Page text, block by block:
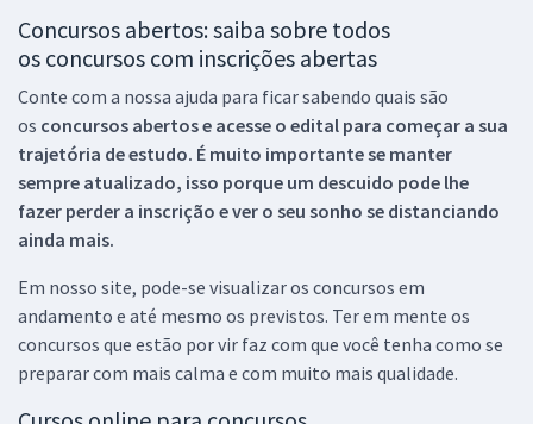
Concursos abertos: saiba sobre todos
os concursos com inscrições abertas
Conte com a nossa ajuda para ficar sabendo quais são
os concursos abertos e acesse o edital para começar a sua
trajetória de estudo. É muito importante se manter
sempre atualizado, isso porque um descuido pode lhe
fazer perder a inscrição e ver o seu sonho se distanciando
ainda mais.
Em nosso site, pode-se visualizar os concursos em
andamento e até mesmo os previstos. Ter em mente os
concursos que estão por vir faz com que você tenha como se
preparar com mais calma e com muito mais qualidade.